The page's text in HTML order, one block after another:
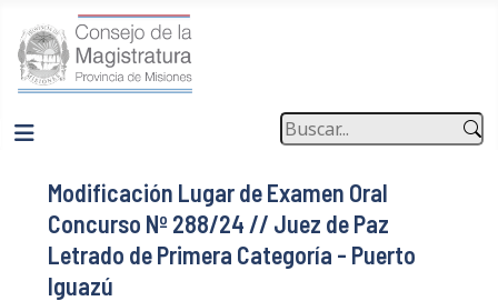
Buscar
Modificación Lugar de Examen Oral
Concurso Nº 288/24 // Juez de Paz
Letrado de Primera Categoría - Puerto
Iguazú